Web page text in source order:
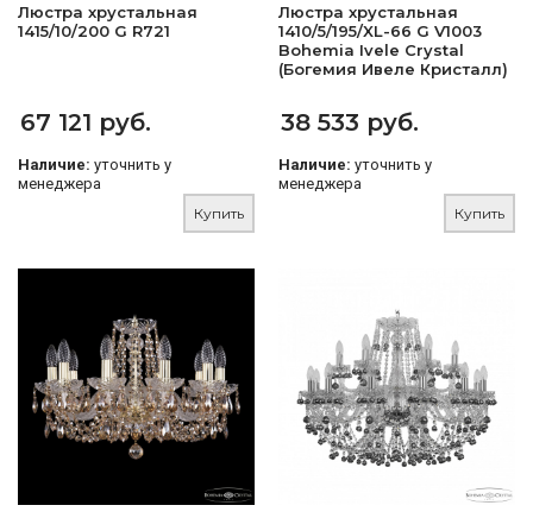
Люстра хрустальная
1415/10/200 G R721
67 121 руб.
Наличие: уточнить у
менеджера
Купить
Люстра хрустальная
1410/5/195/XL-66 G V1003
Bohemia Ivele Crystal
(Богемия Ивеле Кристалл)
38 533 руб.
Наличие: уточнить у
менеджера
Купить